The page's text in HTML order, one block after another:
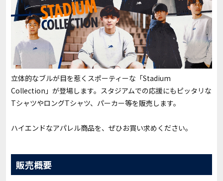
立体的なブルが目を惹くスポーティーな「Stadium
Collection」が登場します。スタジアムでの応援にもピッタリな
TシャツやロングTシャツ、パーカー等を販売します。
ハイエンドなアパレル商品を、ぜひお買い求めください。
販売概要